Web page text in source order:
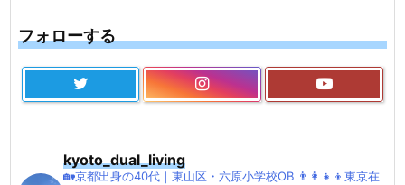
フォローする
kyoto_dual_living
🏡京都出身の40代｜東山区・六原小学校OB 👨‍👩‍👧‍👦東京在